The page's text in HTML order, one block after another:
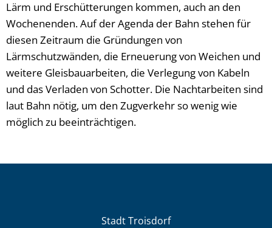
Lärm und Erschütterungen kommen, auch an den
Wochenenden. Auf der Agenda der Bahn stehen für
diesen Zeitraum die Gründungen von
Lärmschutzwänden, die Erneuerung von Weichen und
weitere Gleisbauarbeiten, die Verlegung von Kabeln
und das Verladen von Schotter. Die Nachtarbeiten sind
laut Bahn nötig, um den Zugverkehr so wenig wie
möglich zu beeinträchtigen.
Stadt Troisdorf